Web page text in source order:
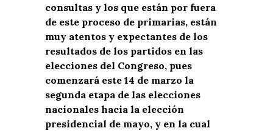
consultas y los que están por fuera
de este proceso de primarias, están
muy atentos y expectantes de los
resultados de los partidos en las
elecciones del Congreso, pues
comenzará este 14 de marzo la
segunda etapa de las elecciones
nacionales hacia la elección
presidencial de mayo, y en la cual